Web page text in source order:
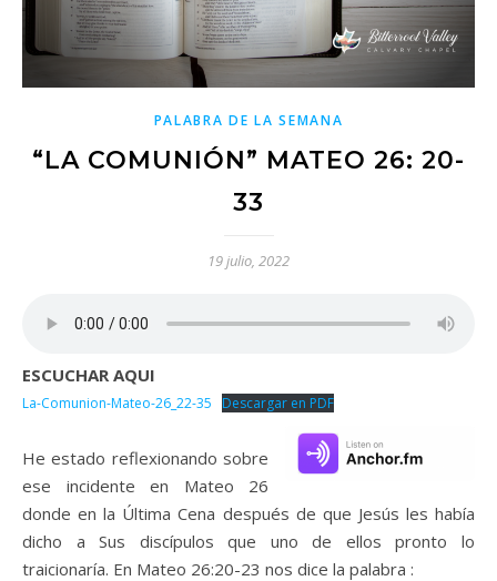
PALABRA DE LA SEMANA
“LA COMUNIÓN” MATEO 26: 20-
33
19 julio, 2022
ESCUCHAR AQUI
La-Comunion-Mateo-26_22-35 Descargar en PDF
He estado reflexionando sobre
ese incidente en Mateo 26
donde en la Última Cena después de que Jesús les había
dicho a Sus discípulos que uno de ellos pronto lo
traicionaría. En Mateo 26:20-23 nos dice la palabra :